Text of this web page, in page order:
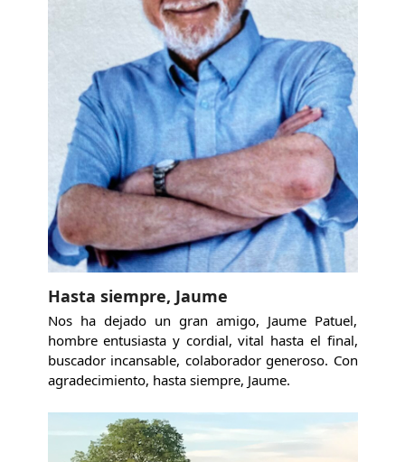
Hasta siempre, Jaume
Nos ha dejado un gran amigo, Jaume Patuel,
hombre entusiasta y cordial, vital hasta el final,
buscador incansable, colaborador generoso. Con
agradecimiento, hasta siempre, Jaume.